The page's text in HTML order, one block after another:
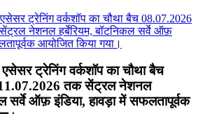
ट्रेनिंग वर्कशॉप का चौथा बैच
तक सेंट्रल नेशनल
सर्वे ऑफ़ इंडिया, हावड़ा में सफलतापूर्वक